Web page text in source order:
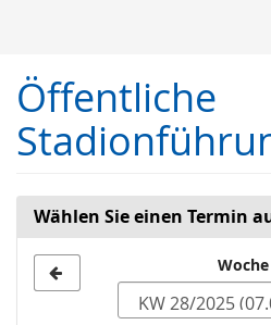
springen
Öffentliche
Wählen Sie einen Termin
zur
Woche